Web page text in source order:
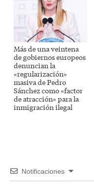
Más de una veintena
de gobiernos europeos
denuncian la
«regularización»
masiva de Pedro
Sánchez como «factor
de atracción» para la
inmigración ilegal
Notificaciones